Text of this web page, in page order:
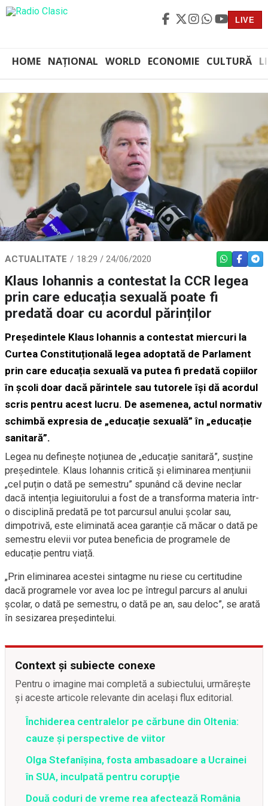
LIVE
HOME NAȚIONAL WORLD ECONOMIE CULTURĂ
ACTUALITATE 18:29 / 24/06/2020 WHATSAPP
Klaus Iohannis a contestat la CCR legea
prin care educația sexuală poate fi
predată doar cu acordul părinților
Președintele Klaus Iohannis a contestat miercuri la
Curtea Constituțională legea adoptată de Parlament
prin care educația sexuală va putea fi predată copiilor
în școli doar dacă părintele sau tutorele își dă acordul
scris pentru acest lucru. De asemenea, actul normativ
schimbă expresia de „educație sexuală” în „educație
sanitară”.
Legea nu definește noțiunea de „educație sanitară”, susține
președintele. Klaus Iohannis critică și eliminarea mențiunii
„cel puțin o dată pe semestru” spunând că devine neclar
dacă intenția legiuitorului a fost de a transforma materia într-
o disciplină predată pe tot parcursul anului școlar sau,
dimpotrivă, este eliminată acea garanție că măcar o dată pe
semestru elevii vor putea beneficia de programele de
educație pentru viață.
„Prin eliminarea acestei sintagme nu riese cu certitudine
dacă programele vor avea loc pe întregul parcurs al anului
școlar, o dată pe semestru, o dată pe an, sau deloc”, se arată
în sesizarea președintelui.
Context și subiecte conexe
Pentru o imagine mai completă a subiectului, urmărește
și aceste articole relevante din același flux editorial.
Închiderea centralelor pe cărbune din Oltenia:
cauze și perspective de viitor
Olga Stefanîşina, fosta ambasadoare a Ucrainei
în SUA, inculpată pentru corupţie
Două coduri de vreme rea afectează România